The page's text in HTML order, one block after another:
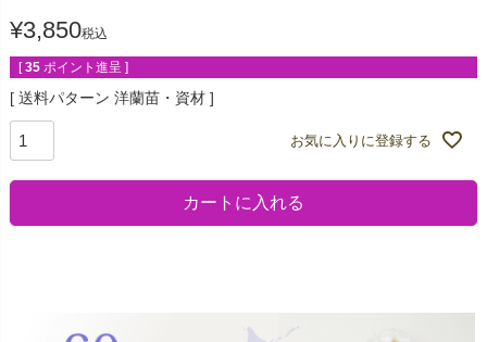
¥3,850税込
[ 35 ポイント進呈 ]
送料パターン 洋蘭苗・資材
お気に入りに登録する
カートに入れる